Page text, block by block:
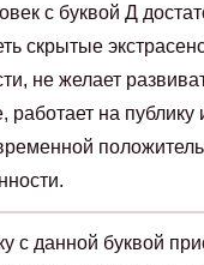
с буквой Д
скрытые
не желает
работает на публику
с данной буквой